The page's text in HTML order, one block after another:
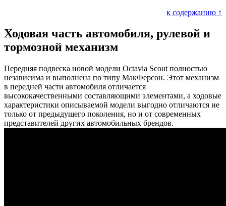
к содержанию ↑
Ходовая часть автомобиля, рулевой и
тормозной механизм
Передняя подвеска новой модели Octavia Scout полностью
независима и выполнена по типу МакФерсон. Этот механизм
в передней части автомобиля отличается
высококачественными составляющими элементами, а ходовые
характеристики описываемой модели выгодно отличаются не
только от предыдущего поколения, но и от современных
представителей других автомобильных брендов.